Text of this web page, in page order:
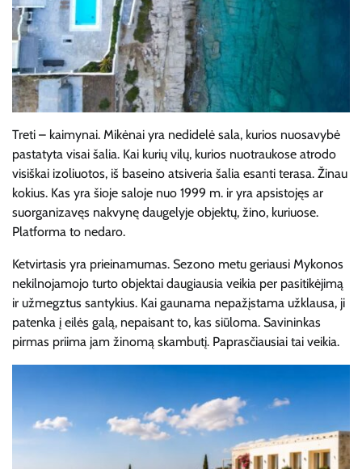
Treti – kaimynai. Mikėnai yra nedidelė sala, kurios nuosavybė
pastatyta visai šalia. Kai kurių vilų, kurios nuotraukose atrodo
visiškai izoliuotos, iš baseino atsiveria šalia esanti terasa. Žinau
kokius. Kas yra šioje saloje nuo 1999 m. ir yra apsistojęs ar
suorganizavęs nakvynę daugelyje objektų, žino, kuriuose.
Platforma to nedaro.
Ketvirtasis yra prieinamumas. Sezono metu geriausi Mykonos
nekilnojamojo turto objektai daugiausia veikia per pasitikėjimą
ir užmegztus santykius. Kai gaunama nepažįstama užklausa, ji
patenka į eilės galą, nepaisant to, kas siūloma. Savininkas
pirmas priima jam žinomą skambutį. Paprasčiausiai tai veikia.